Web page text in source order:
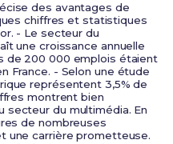
des avantages de
chiffres et statistiques
- Le secteur du
une croissance annuelle
de 200 000 emplois étaient
France. - Selon une étude
représentent 3,5% de
montrent bien
secteur du multimédia. En
de nombreuses
une carrière prometteuse.